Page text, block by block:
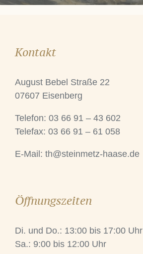
Kontakt
August Bebel Straße 22
07607 Eisenberg
Telefon: 03 66 91 – 43 602
Telefax: 03 66 91 – 61 058
E-Mail: th@steinmetz-haase.de
Öffnungszeiten
Di. und Do.: 13:00 bis 17:00 Uhr
Sa.: 9:00 bis 12:00 Uhr